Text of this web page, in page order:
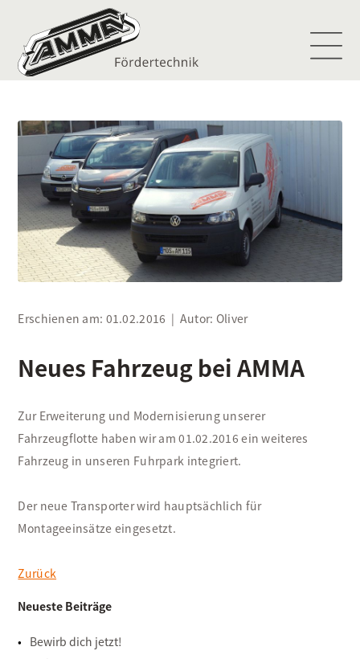
Erschienen am: 01.02.2016 | Autor: Oliver
Neues Fahrzeug bei AMMA
Zur Erweiterung und Modernisierung unserer
Fahrzeugflotte haben wir am 01.02.2016 ein weiteres
Fahrzeug in unseren Fuhrpark integriert.
Der neue Transporter wird hauptsächlich für
Montageeinsätze eingesetzt.
Zurück
Neueste Beiträge
Bewirb dich jetzt!